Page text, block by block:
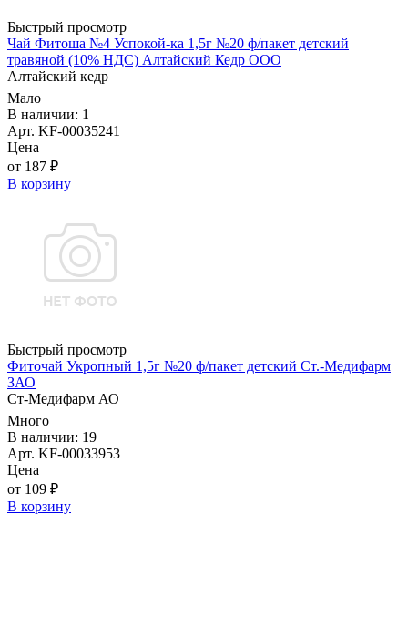
Быстрый просмотр
Чай Фитоша №4 Успокой-ка 1,5г №20 ф/пакет детский
травяной (10% НДС) Алтайский Кедр ООО
Алтайский кедр
Мало
В наличии: 1
Арт. KF-00035241
Цена
от 187 ₽
В корзину
Быстрый просмотр
Фиточай Укропный 1,5г №20 ф/пакет детский Ст.-Медифарм
ЗАО
Ст-Медифарм АО
Много
В наличии: 19
Арт. KF-00033953
Цена
от 109 ₽
В корзину